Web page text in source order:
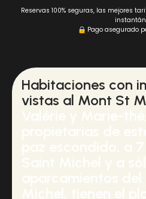
Reservas 100% seguras, las mejores
Pago asegurado
Habitaciones con
vistas al Mont St